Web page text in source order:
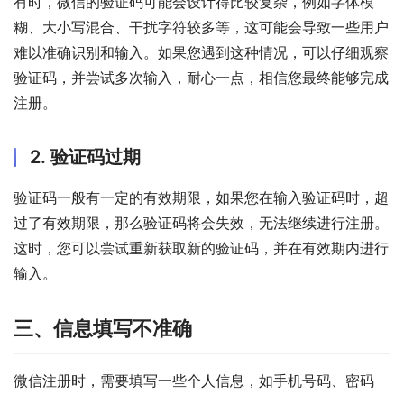
糊、大小写混合、干扰字符较多等，这可能会导致一些用户
难以准确识别和输入。如果您遇到这种情况，可以仔细观察
验证码，并尝试多次输入，耐心一点，相信您最终能够完成
注册。
2. 验证码过期
验证码一般有一定的有效期限，如果您在输入验证码时，超
过了有效期限，那么验证码将会失效，无法继续进行注册。
这时，您可以尝试重新获取新的验证码，并在有效期内进行
输入。
三、信息填写不准确
微信注册时，需要填写一些个人信息，如手机号码、密码